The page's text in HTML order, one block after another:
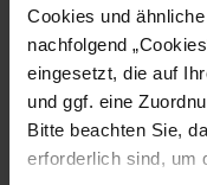
Cookies und
nachfolgend
eingesetzt, die auf
und ggf. eine
Bitte beachten Sie,
erforderlich sind, um
DAS